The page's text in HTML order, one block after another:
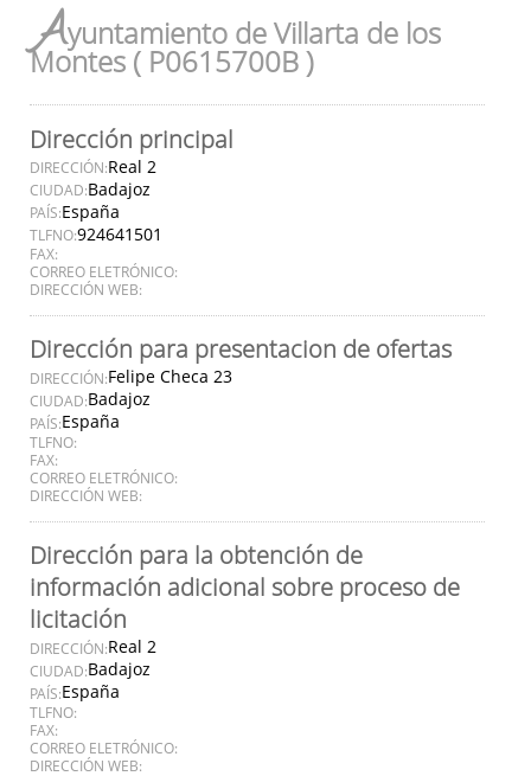
Ayuntamiento de Villarta de los
Montes ( P0615700B )
Dirección principal
DIRECCIÓN:Real 2
CIUDAD:Badajoz
PAÍS:España
TLFNO:924641501
FAX:
CORREO ELETRÓNICO:
DIRECCIÓN WEB:
Dirección para presentacion de ofertas
DIRECCIÓN:Felipe Checa 23
CIUDAD:Badajoz
PAÍS:España
TLFNO:
FAX:
CORREO ELETRÓNICO:
DIRECCIÓN WEB:
Dirección para la obtención de
información adicional sobre proceso de
licitación
DIRECCIÓN:Real 2
CIUDAD:Badajoz
PAÍS:España
TLFNO:
FAX:
CORREO ELETRÓNICO:
DIRECCIÓN WEB: